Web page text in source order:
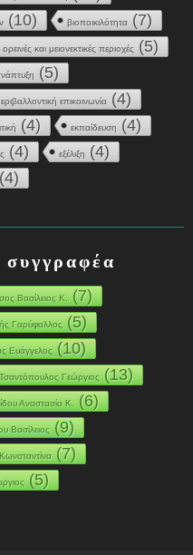
(10) βιοποικιλότητα (7)
ορεινές και μειονεκτικές περιοχές (5)
(5)
επικοινωνία (4)
(4) εκπαίδευση (4)
(4) εξέλιξη (4)
(4)
Βασίλειος Κ.(7)
Γαρύφαλλος(5)
Ευάγγελος(10)
Τσαντόπουλος Γεώργιος(13)
Αναστασία Κ.(6)
Βασίλειος(9)
(7)
(5)